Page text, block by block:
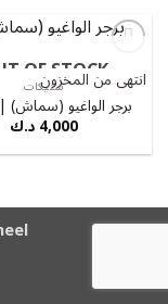
Add to
wishlist
OF STOCK
انتهى من المخزون
ستيكات
برجر الواغيو (سماش) | 6 قطع
4,000د.ك